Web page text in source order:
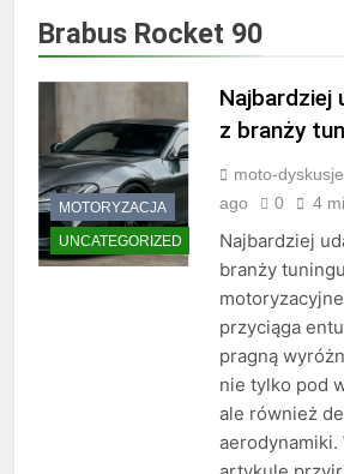
Brabus Rocket 90
MOTORYZACJA
UNCATEGORIZED
Najbardziej
z branży
moto-
ago
0 4
Najbardziej
branży
przyciąga
pragną
nie tylko pod
ale również
aerodynamiki.